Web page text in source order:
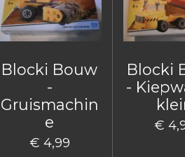
Blocki Bouw
-
Gruismachin
e
€ 4,99
Blocki
-
€